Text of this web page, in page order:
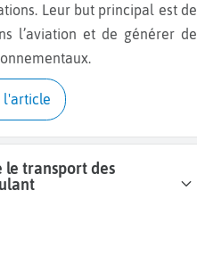
Leur but principal est de
l’aviation et de générer de
l'article
transport des